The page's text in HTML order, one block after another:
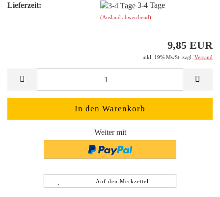
Lieferzeit:
3-4 Tage
(Ausland abweichend)
9,85 EUR
inkl. 19% MwSt. zzgl. Versand
Weiter mit
Auf den Merkzettel